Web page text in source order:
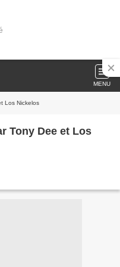
MENU
Los Nickelos
Tony Dee et Los